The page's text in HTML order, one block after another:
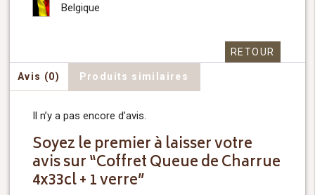
Belgique
RETOUR
Avis (0) Produits similaires
Il n’y a pas encore d’avis.
Soyez le premier à laisser votre
avis sur “Coffret Queue de Charrue
4x33cl + 1 verre”